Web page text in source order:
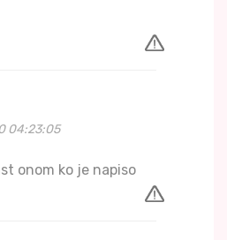
04:23:05
onom ko je napiso